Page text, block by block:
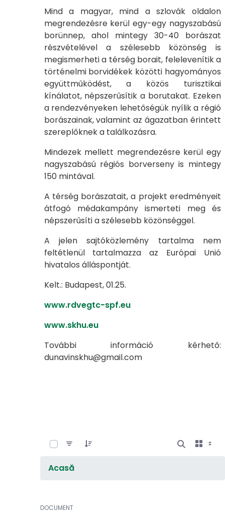
Mind a magyar, mind a szlovák oldalon
megrendezésre kerül egy-egy nagyszabású
borünnep, ahol mintegy 30-40 borászat
részvételével a szélesebb közönség is
megismerheti a térség borait, felelevenítik a
történelmi borvidékek közötti hagyományos
együttműködést, a közös turisztikai
kínálatot, népszerűsítik a borutakat. Ezeken
a rendezvényeken lehetőségük nyílik a régió
borászainak, valamint az ágazatban érintett
szereplőknek a találkozásra.
Mindezek mellett megrendezésre kerül egy
nagyszabású régiós borverseny is mintegy
150 mintával.
A térség borászatait, a projekt eredményeit
átfogó médakampány ismerteti meg és
népszerűsíti a szélesebb közönséggel.
A jelen sajtóközlemény tartalma nem
feltétlenül tartalmazza az Európai Unió
hivatalos álláspontját.
Kelt.: Budapest, 01.25.
www.rdvegtc-spf.eu
www.skhu.eu
További információ kérhető:
dunavinskhu@gmail.com
Acasă
DOCUMENT